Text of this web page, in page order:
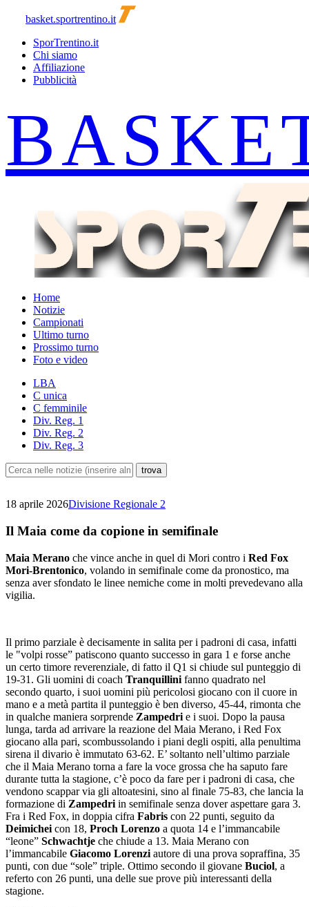
basket.sportrentino.it
SporTrentino.it
Chi siamo
Affiliazione
Pubblicità
Home
Notizie
Campionati
Ultimo turno
Prossimo turno
Foto e video
LBA
C unica
C femminile
Div. Reg. 1
Div. Reg. 2
Div. Reg. 3
18 aprile 2026Divisione Regionale 2
Il Maia come da copione in semifinale
Maia Merano che vince anche in quel di Mori contro i Red Fox
Mori-Brentonico, volando in semifinale come da pronostico, ma
senza aver sfondato le linee nemiche come in molti prevedevano alla
vigilia.
Il primo parziale è decisamente in salita per i padroni di casa, infatti
le "volpi rosse” patiscono quanto successo in gara 1 e forse anche
un certo timore reverenziale, di fatto il Q1 si chiude sul punteggio di
19-31. Gli uomini di coach Tranquillini fanno quadrato nel
secondo quarto, i suoi uomini più pericolosi giocano con il cuore in
mano e a metà partita il punteggio è ben diverso, 45-44, rimonta che
in qualche maniera sorprende Zampedri e i suoi. Dopo la pausa
lunga, tarda ad arrivare la reazione del Maia Merano, i Red Fox
giocano alla pari, scombussolando i piani degli ospiti, alla penultima
sirena il divario è immutato 63-62. E’ soltanto nell’ultimo parziale
che il Maia Merano torna a fare la voce grossa che ha saputo fare
durante tutta la stagione, c’è poco da fare per i padroni di casa, che
vendono scappar via gli altoatesini, sino al finale 75-83, che lancia la
formazione di Zampedri in semifinale senza dover aspettare gara 3.
Fra i Red Fox, in doppia cifra Fabris con 22 punti, seguito da
Deimichei con 18, Proch Lorenzo a quota 14 e l’immancabile
“leone” Schwachtje che chiude a 13. Maia Merano con
l’immancabile Giacomo Lorenzi autore di una prova sopraffina, 35
punti, con due “sole” triple. Ottimo secondo il giovane Buciol, a
referto con 26 punti, una delle sue prove più interessanti della
stagione.